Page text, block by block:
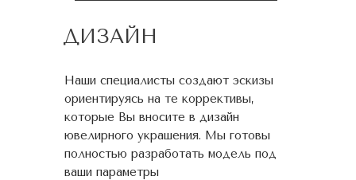
ДИЗАЙН
Наши специалисты создают эскизы
ориентируясь на те коррективы,
которые Вы вносите в дизайн
ювелирного украшения. Мы готовы
полностью разработать модель под
ваши параметры